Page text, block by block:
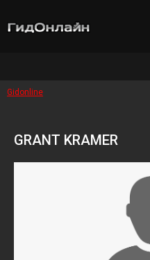
Gidonline
GRANT KRAMER